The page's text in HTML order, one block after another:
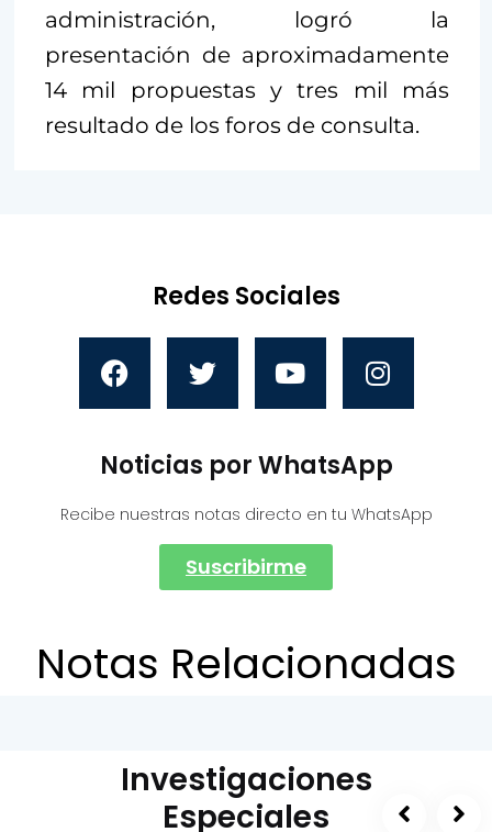
administración, logró la
presentación de aproximadamente
14 mil propuestas y tres mil más
resultado de los foros de consulta.
Redes Sociales
Noticias por WhatsApp
Recibe nuestras notas directo en tu WhatsApp
Suscribirme
Notas Relacionadas
Investigaciones
Especiales